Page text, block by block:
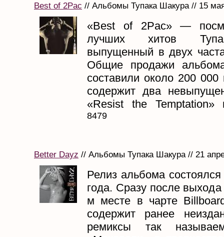
Best of 2Pac // Альбомы Тупака Шакура // 15
«Best of 2Pac» —
лучших хитов
выпущенный в двух
Общие продажи
составили около 200
содержит два
«Resist the Temptation»
8479
Better Dayz // Альбомы Тупака Шакура // 21
Релиз альбома
года. Сразу после
м месте в чарте
содержит ранее
ремиксы так